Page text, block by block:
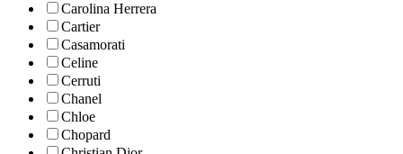
Carolina Herrera
Cartier
Casamorati
Celine
Cerruti
Chanel
Chloe
Chopard